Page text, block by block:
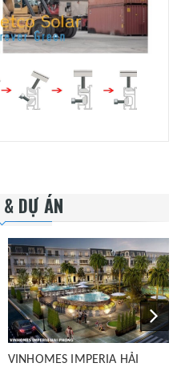
DỰ ÁN
VINHOMES IMPERIA HẢI